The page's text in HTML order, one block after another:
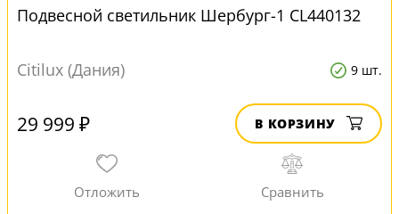
Подвесной светильник Шербург-1 CL440132
Citilux (Дания) 9 шт.
29 999 ₽ В КОРЗИНУ